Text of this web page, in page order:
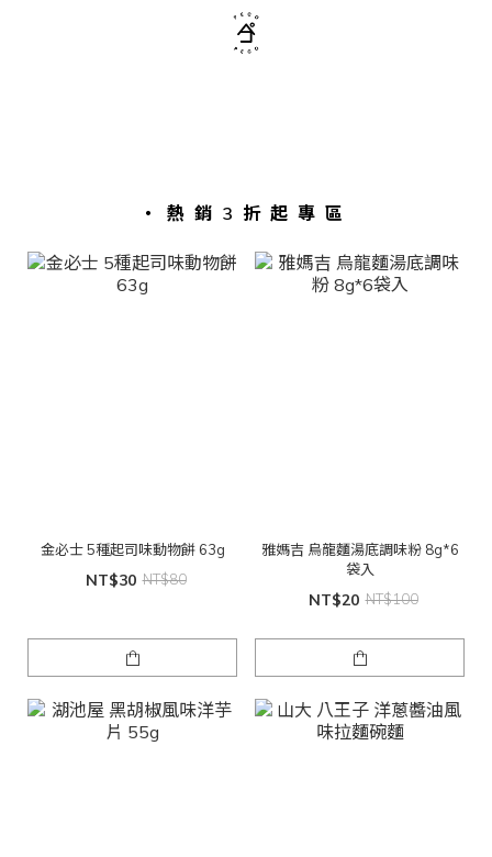
・熱銷3折起專區
金必士 5種起司味動物餅 63g
NT$30 NT$80
雅媽吉 烏龍麵湯底調味粉 8g*6
袋入
NT$20 NT$100